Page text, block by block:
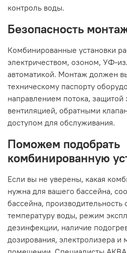
контроль воды.
Безопасность
Комбинированные установки
электричеством, озоном, УФ-
автоматикой. Монтаж должен
техническому паспорту
направлением потока, защитой
вентиляцией, обратными
доступом для обслуживания.
Поможем подобрать
комбинированную
Если вы не уверены, какая
нужна для вашего бассейна,
бассейна, производительность
температуру воды, режим
дезинфекции, наличие
дозирования, электролизера и